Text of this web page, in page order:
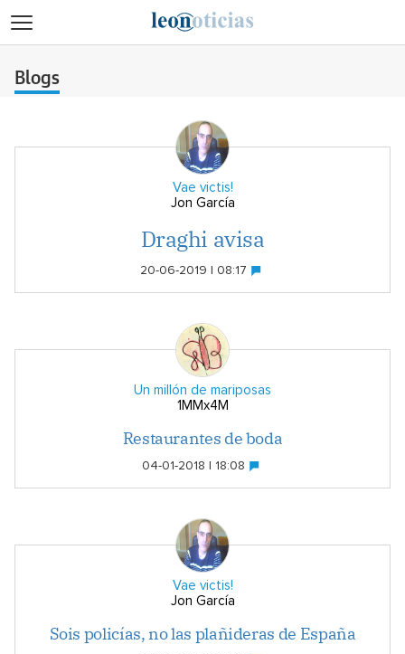
Blogs
Vae victis!
Jon García
Draghi avisa
20-06-2019 | 08:17
Un millón de mariposas
1MMx4M
Restaurantes de boda
04-01-2018 | 18:08
Vae victis!
Jon García
Sois policías, no las plañideras de España